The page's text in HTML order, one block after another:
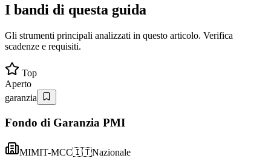
I bandi di questa guida
Gli strumenti principali analizzati in questo articolo. Verifica
scadenze e requisiti.
Top
Aperto
garanzia
Fondo di Garanzia PMI
MIMIT-MCC🇮🇹Nazionale